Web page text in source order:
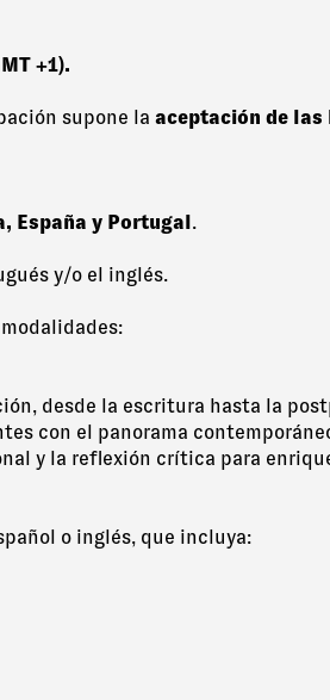
+1).
supone la aceptación de las
España y Portugal.
y/o el inglés.
desde la escritura hasta la
con el panorama
y la reflexión crítica para
o inglés, que incluya: